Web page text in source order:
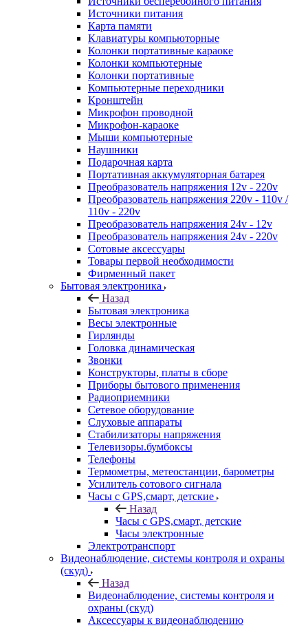
Источники питания
Карта памяти
Клавиатуры компьюторные
Колонки портативные караоке
Колонки компьютерные
Колонки портативные
Компьютерные переходники
Кронштейн
Микрофон проводной
Микрофон-караоке
Мыши компьютерные
Наушники
Подарочная карта
Портативная аккумуляторная батарея
Преобразователь напряжения 12v - 220v
Преобразователь напряжения 220v - 110v /
110v - 220v
Преобразователь напряжения 24v - 12v
Преобразователь напряжения 24v - 220v
Сотовые аксессуары
Товары первой необходимости
Фирменный пакет
Бытовая электроника
Назад
Бытовая электроника
Весы электронные
Гирлянды
Головка динамическая
Звонки
Конструкторы, платы в сборе
Приборы бытового применения
Радиоприемники
Сетевое оборудование
Слуховые аппараты
Стабилизаторы напряжения
Телевизоры.бумбоксы
Телефоны
Термометры, метеостанции, барометры
Усилитель сотового сигнала
Часы с GPS,смарт, детские
Назад
Часы с GPS,смарт, детские
Часы электронные
Электротранспорт
Видеонаблюдение, системы контроля и охраны
(скуд)
Назад
Видеонаблюдение, системы контроля и
охраны (скуд)
Аксессуары к видеонаблюдению